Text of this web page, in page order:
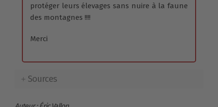
protéger leurs élevages sans nuire à la faune
des montagnes !!!!
Merci
Sources